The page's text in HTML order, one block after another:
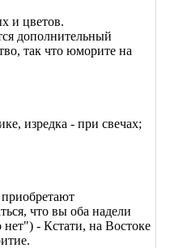
и цветов.
дополнительный
так что юморите на
изредка - при свечах;
что вы оба надели
нет") - Кстати, на Востоке